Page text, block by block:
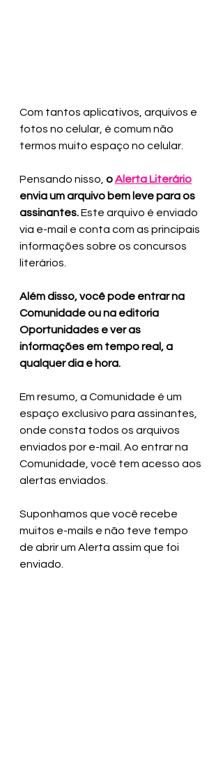
Com tantos aplicativos, arquivos e
fotos no celular, é comum não
termos muito espaço no celular.
Pensando nisso, o Alerta Literário
envia um arquivo bem leve para os
assinantes. Este arquivo é enviado
via e-mail e conta com as principais
informações sobre os concursos
literários.
Além disso, você pode entrar na
Comunidade ou na editoria
Oportunidades e ver as
informações em tempo real, a
qualquer dia e hora.
Em resumo, a Comunidade é um
espaço exclusivo para assinantes,
onde consta todos os arquivos
enviados por e-mail. Ao entrar na
Comunidade, você tem acesso aos
alertas enviados.
Suponhamos que você recebe
muitos e-mails e não teve tempo
de abrir um Alerta assim que foi
enviado.